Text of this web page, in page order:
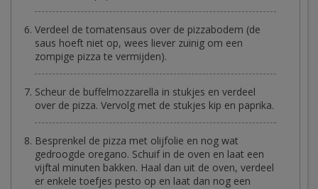
Verdeel de tomatensaus over de pizzabodem (de
saus hoeft niet op, wees liever zuinig om een
zompige pizza te vermijden).
Scheur de buffelmozzarella in stukjes en verdeel
over de pizza. Vervolg met de stukjes kip en paprika.
Besprenkel de pizza met olijfolie en nog wat
gedroogde oregano. Schuif in de oven en laat een
vijftal minuten bakken. Haal dan uit de oven, verdeel
er enkele toefjes pesto op en laat dan nog een